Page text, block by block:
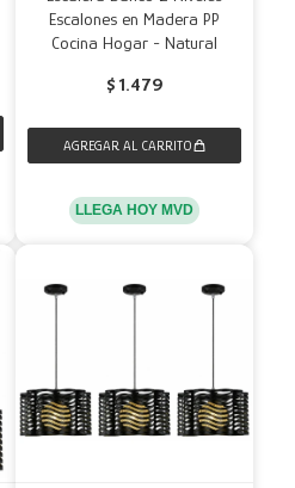
Escalones en Madera PP
Cocina Hogar - Natural
$ 1.479
LLEGA HOY MVD